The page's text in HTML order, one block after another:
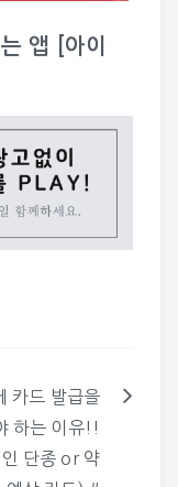
앱 [아이
카드 발급을
하는 이유!!
단종 or 약